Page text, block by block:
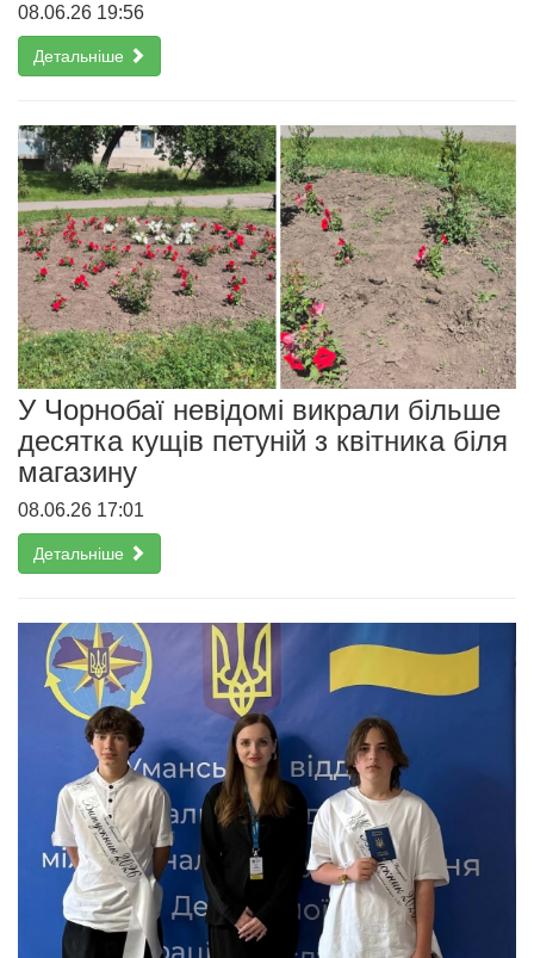
08.06.26 19:56
Детальніше
У Чорнобаї невідомі викрали більше
десятка кущів петуній з квітника біля
магазину
08.06.26 17:01
Детальніше